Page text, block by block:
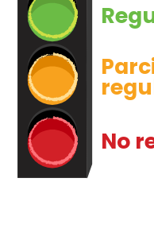
No